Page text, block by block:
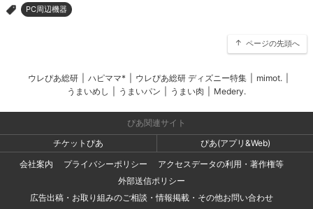
> PC周辺機器
ページの先頭へ
ウレぴあ総研 ハピママ* ウレぴあ総研 ディズニー特集 mimot.
うまいめし
うまいパン うまい肉 Medery.
ぴあ関連サイト
チケットぴあ
ぴあ(アプリ&Web)
会社案内
プライバシーポリシー
アクセスデータの利用・著作権等
外部送信ポリシー
広告出稿・お取り組みのご相談・情報掲載・その他お問い合わせ